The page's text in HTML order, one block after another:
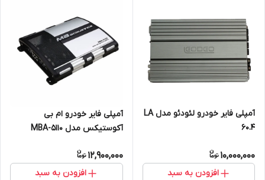
آمپلی فایر خودرو لئودئو مدل LA
60.4
10,000,000
افزودن به سبد
آمپلی فایر خودرو ام بی
آکوستیکس مدل MBA-5110
12,900,000
افزودن به سبد